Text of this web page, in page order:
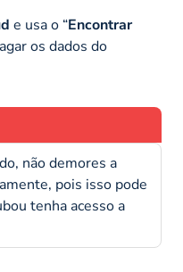
e usa o “Encontrar
os dados do
não demores a
pois isso pode
tenha acesso a